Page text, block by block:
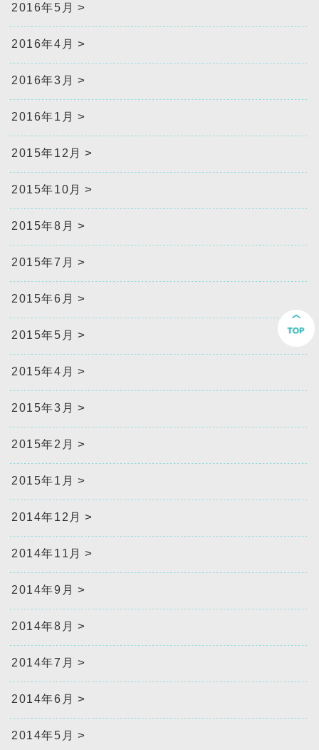
2016年5月
2016年4月
2016年3月
2016年1月
2015年12月
2015年10月
2015年8月
2015年7月
2015年6月
2015年5月
2015年4月
2015年3月
2015年2月
2015年1月
2014年12月
2014年11月
2014年9月
2014年8月
2014年7月
2014年6月
2014年5月